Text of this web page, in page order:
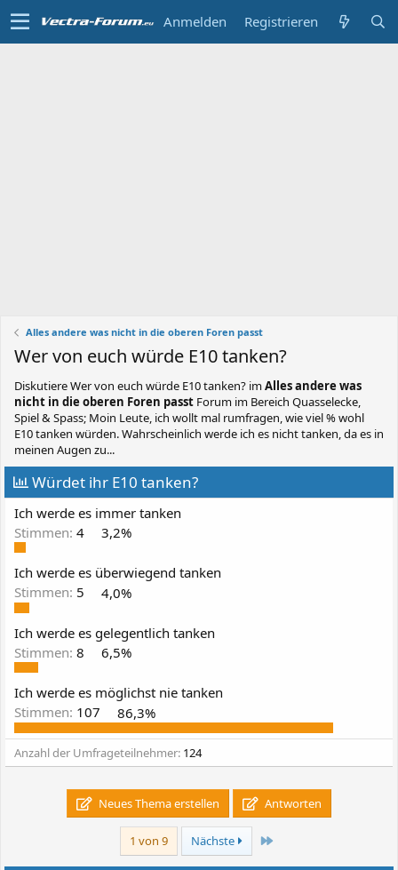
Anmelden Registrieren
Alles andere was nicht in die oberen Foren passt
Wer von euch würde E10 tanken?
DiskutiereWer von euch würde E10 tanken? imAlles andere was
nicht in die oberen Foren passt Forum im Bereich Quasselecke,
Spiel & Spass; Moin Leute, ich wollt mal rumfragen, wie viel % wohl
E10 tanken würden. Wahrscheinlich werde ich es nicht tanken, da es in
meinen Augen zu...
Würdet ihr E10 tanken?
Ich werde es immer tanken
Stimmen: 4 3,2%
Ich werde es überwiegend tanken
Stimmen: 5 4,0%
Ich werde es gelegentlich tanken
Stimmen: 8 6,5%
Ich werde es möglichst nie tanken
Stimmen: 107 86,3%
Anzahl der Umfrageteilnehmer 124
Neues Thema erstellen Antworten
1 von 9 Nächste Letzte